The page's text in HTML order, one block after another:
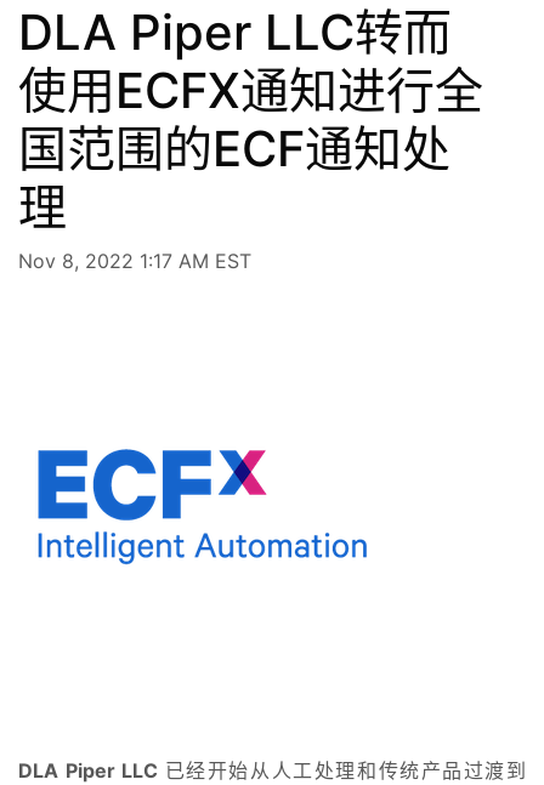
DLA Piper LLC转而
使用ECFX通知进行全
国范围的ECF通知处
理
Nov 8, 2022 1:17 AM EST
DLA Piper LLC 已经开始从人工处理和传统产品过渡到